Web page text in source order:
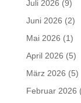
Juli 2026 (9)
Juni 2026 (2)
Mai 2026 (1)
April 2026 (5)
März 2026 (5)
Februar 2026